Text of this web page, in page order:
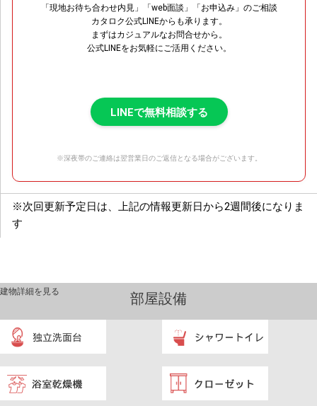
「現地お待ち合わせ内見」「web面談」「お申込み」のご相談
カタロク公式LINEからも承ります。
まずはカジュアルなお問合せから。
公式LINEをお気軽にご活用ください。
LINEで無料相談する
※深夜帯のご連絡は翌営業日のご返信となる場合がございます。
※次回更新予定日は、上記の情報更新日から2週間後になりま
す
部屋設備
建物詳細を見る